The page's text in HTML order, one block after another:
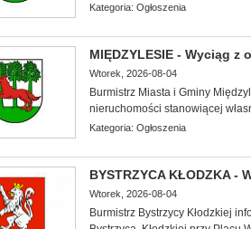
Kategoria: Ogłoszenia
MIĘDZYLESIE - Wyciąg z
Wtorek, 2026-08-04
Burmistrz Miasta i Gminy
nieruchomości stanowiącej
Kategoria: Ogłoszenia
BYSTRZYCA KŁODZKA -
Wtorek, 2026-08-04
Burmistrz Bystrzycy Kłodzkiej